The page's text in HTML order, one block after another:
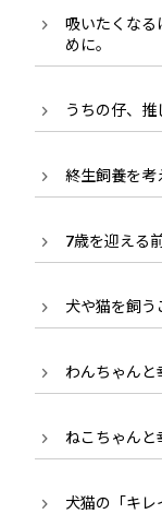
吸いたくなる
めに。
うちの仔、推
終生飼養を考
7歳を迎える
犬や猫を飼う
わんちゃんと
ねこちゃんと
犬猫の「キレ